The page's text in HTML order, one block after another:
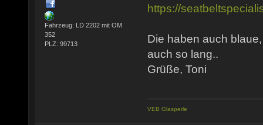
Fahrzeug: LD 2202 mit OM
352
PLZ: 99713
https://
Die haben auch
auch so lang..
Grüße, Toni
VEB Glasperle